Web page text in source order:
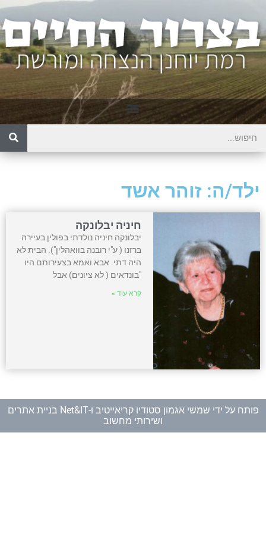
ילד/ה: זוהר אשד
חיניה יבלונקה
יבלונקה חיניה נולדתי בפולין בעיירה
ברזנו ( ע"י רובנה בוואהלין"). הבית לא
היה דתי. אבא ואמא בצעירותם היו
"בונדאים ( לא ציונים) אבל
קרא עוד »
פותח על ידי שמשי אגמון סטודיו קריאייטיב ו-
Net&IT בניית אתרים
ושירותי מחשוב